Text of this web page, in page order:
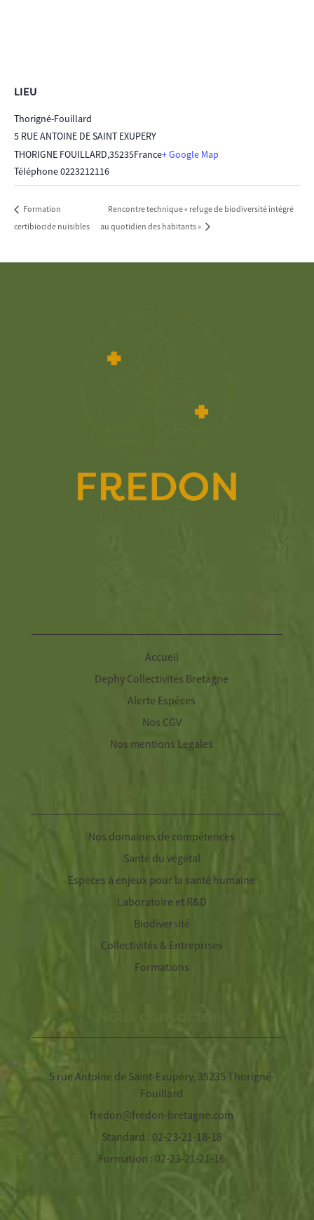
LIEU
Thorigné-Fouillard
5 RUE ANTOINE DE SAINT EXUPERY
THORIGNE FOUILLARD,35235France+ Google Map
Téléphone0223212116
Formation
certibiocide nuisibles
Rencontre technique « refuge de biodiversité intégré
au quotidien des habitants »
Accueil
Dephy Collectivités Bretagne
Alerte Espèces
Nos CGV
Nos mentions Légales
Nos domaines de compétences
Santé du végétal
Espèces à enjeux pour la santé humaine
Laboratoire et R&D
Biodiversité
Collectivités & Entreprises
Formations
5 rue Antoine de Saint-Exupéry, 35235 Thorigné-
Fouillard
fredon@fredon-bretagne.com
Standard : 02-23-21-18-18
Formation : 02-23-21-21-16